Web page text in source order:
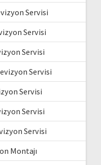
Servisi
Servisi
Servisi
Servisi
Servisi
Servisi
Servisi
Montajı